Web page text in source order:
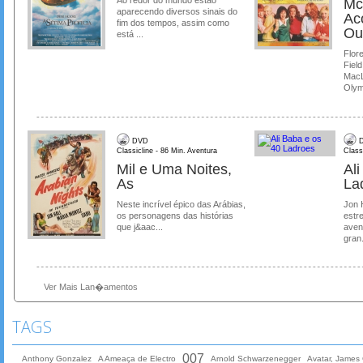
aparecendo diversos sinais do
fim dos tempos, assim como
está ...
DVD
Classicline - 86 Min. Aventura
Mil e Uma Noites,
As
Neste incrível épico das Arábias,
os personagens das histórias
que j&aac...
Ali
Jon
Ver Mais Lan�amentos
TAGS
Anthony Gonzalez A Ameaça de Electro 007 Arnold Schwarzenegger
Avatar, James